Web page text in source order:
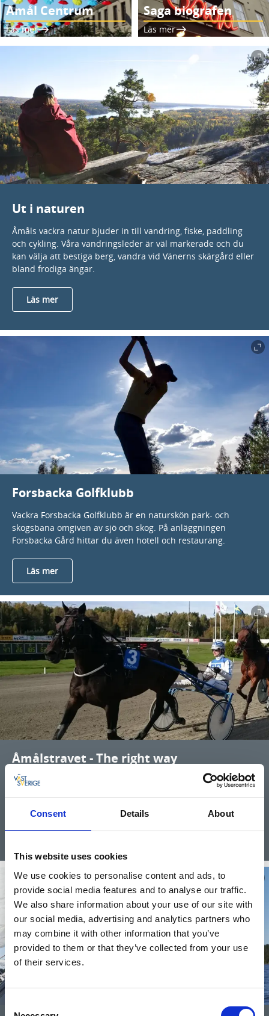
Consent Details About
This website uses cookies
We use cookies to personalise content and ads, to
provide social media features and to analyse our traffic.
We also share information about your use of our site with
our social media, advertising and analytics partners who
may combine it with other information that you’ve
provided to them or that they’ve collected from your use
of their services.
Åmål Centrum
Läs mer
Saga biografen
Läs mer
Ut i naturen
Åmåls vackra natur bjuder in till vandring, fiske, paddling
och cykling. Våra vandringsleder är väl markerade och du
kan välja att bestiga berg, vandra vid Vänerns skärgård eller
bland frodiga ängar.
Läs mer
Forsbacka Golfklubb
Vackra Forsbacka Golfklubb är en naturskön park- och
skogsbana omgiven av sjö och skog. På anläggningen
Forsbacka Gård hittar du även hotell och restaurang.
Läs mer
Åmålstravet - The right way
Många travvänner känner till vår travbana i Åmål. Här